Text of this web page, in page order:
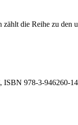
die Reihe zu
978-3-946260-